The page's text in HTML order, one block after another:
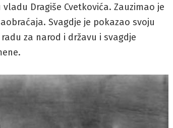
Dragiše Cvetkovića. Zauzimao je
Svagdje je pokazao svoju
za narod i državu i svagdje